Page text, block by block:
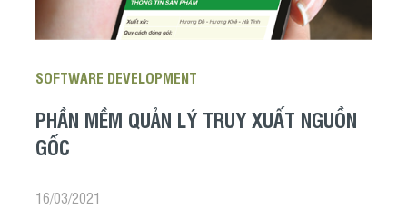
SOFTWARE DEVELOPMENT
PHẦN MỀM QUẢN LÝ TRUY XUẤT NGUỒN
GỐC
16/03/2021